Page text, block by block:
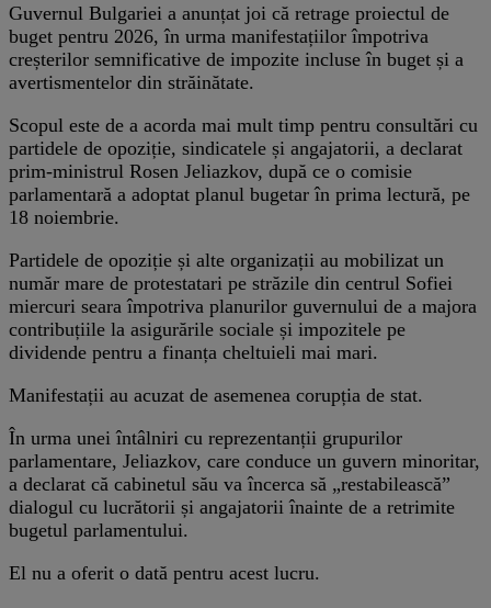
Guvernul Bulgariei a anunțat joi că retrage proiectul de
buget pentru 2026, în urma manifestațiilor împotriva
creșterilor semnificative de impozite incluse în buget și a
avertismentelor din străinătate.
Scopul este de a acorda mai mult timp pentru consultări cu
partidele de opoziție, sindicatele și angajatorii, a declarat
prim-ministrul Rosen Jeliazkov, după ce o comisie
parlamentară a adoptat planul bugetar în prima lectură, pe
18 noiembrie.
Partidele de opoziție și alte organizații au mobilizat un
număr mare de protestatari pe străzile din centrul Sofiei
miercuri seara împotriva planurilor guvernului de a majora
contribuțiile la asigurările sociale și impozitele pe
dividende pentru a finanța cheltuieli mai mari.
Manifestații au acuzat de asemenea corupția de stat.
În urma unei întâlniri cu reprezentanții grupurilor
parlamentare, Jeliazkov, care conduce un guvern minoritar,
a declarat că cabinetul său va încerca să „restabilească”
dialogul cu lucrătorii și angajatorii înainte de a retrimite
bugetul parlamentului.
El nu a oferit o dată pentru acest lucru.